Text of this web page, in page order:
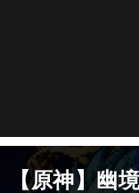
【原神】幽